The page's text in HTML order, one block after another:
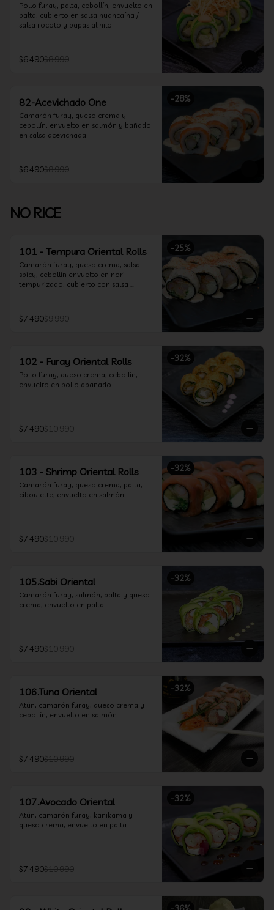
Pollo furay, palta, cebollín, envuelto en
palta, cubierto en salsa huancaína /
salsa rocoto y papas al hilo
$6.490$8.990
-28%
82-Acevichado One
Camarón furay, queso crema y
cebollín, envuelto en salmón y bañado
en salsa acevichada
$6.490$8.990
NO RICE
-25%
101 - Tempura Oriental Rolls
Camarón furay, queso crema, salsa
spicy, cebollín envuelto en nori
tempurizado, cubierto con salsa
$7.490$9.990
-32%
102 - Furay Oriental Rolls
Pollo furay, queso crema, cebollín,
envuelto en pollo apanado
$7.490$10.990
-32%
103 - Shrimp Oriental Rolls
Camarón furay, queso crema, palta,
ciboulette, envuelto en salmón
$7.490$10.990
-32%
105.Sabi Oriental
Camarón furay, salmón, palta y queso
crema, envuelto en palta
$7.490$10.990
-32%
106.Tuna Oriental
Atún, camarón furay, queso crema y
cebollín, envuelto en salmón
$7.490$10.990
-32%
107.Avocado Oriental
Atún, camarón furay, kanikama y
queso crema, envuelto en palta
$7.490$10.990